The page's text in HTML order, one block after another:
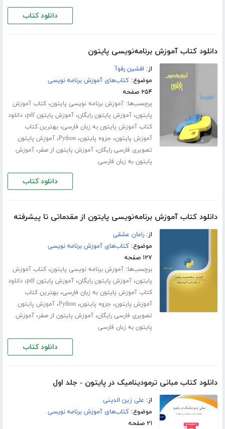
دانلود کتاب
دانلود کتاب آموزش برنامه‌نویسی پایتون
از: افشین رفوآ
موضوع:کتاب‌های آموزش برنامه نویسی
۲۵۴ صفحه
برچسب‌ها:آموزش برنامه نویسی پایتون،کتاب آموزش
پایتون،آموزش پایتون رایگان،آموزش پایتون pdf ،دانلود
کتاب آموزش پایتون به زبان فارسی،بهترین کتاب
آموزش پایتون، جزوه پایتون،Python،آموزش پایتون
تصویری فارسی رایگان،آموزش پایتون از صفر،آموزش
پایتون به زبان فارسی
دانلود کتاب
دانلود کتاب آموزش برنامه‌نویسی پایتون از مقدماتی تا پیشرفته
از:رامان عشقی
موضوع:کتاب‌های آموزش برنامه نویسی
۱۲۷ صفحه
برچسب‌ها:آموزش برنامه نویسی پایتون،کتاب آموزش
پایتون،آموزش پایتون رایگان،آموزش پایتون pdf ،دانلود
کتاب آموزش پایتون به زبان فارسی،بهترین کتاب
آموزش پایتون، جزوه پایتون،Python،آموزش پایتون
تصویری فارسی رایگان،آموزش پایتون از صفر،آموزش
پایتون به زبان فارسی
دانلود کتاب
دانلود کتاب مبانی ترمودینامیک در پایتون - جلد اول
از: علی زین الدینی
موضوع:کتاب‌های آموزش برنامه نویسی
۲۱ صفحه